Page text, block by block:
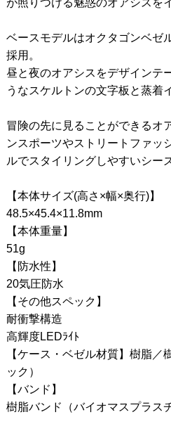
が照りつける魅惑のオアシスを
ベースモデルはオクタゴンベゼ
採用。
昼と夜のオアシスをデザインテ
うなスケルトンの文字板と蒸着
冒険の先に見ることができるオ
ンスポーツやストリートファッ
ルでスタイリングしやすいシー
【本体サイズ(高さ×幅×奥行)】
48.5×45.4×11.8mm
【本体重量】
51g
【防水性】
20気圧防水
【その他スペック】
耐衝撃構造
高輝度LEDﾗｲﾄ
【ケース・ベゼル材質】樹脂／
ック）
【バンド】
樹脂バンド（バイオマスプラス